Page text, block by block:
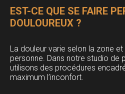
EST-CE QUE SE FAIRE
DOULOUREUX ?
La douleur varie selon la zone
personne. Dans notre studio de
utilisons des procédures
maximum l’inconfort.